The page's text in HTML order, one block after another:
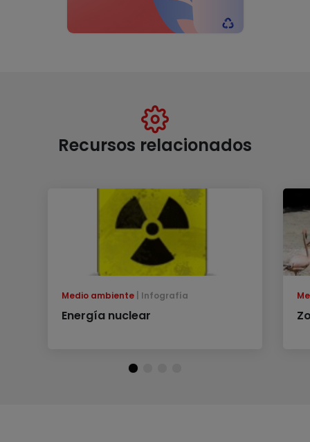
Recursos relacionados
Medio ambiente Infografía
Energía nuclear